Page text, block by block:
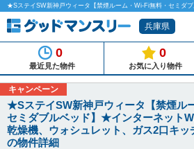
兵庫県
0
最近見た物件
0
お気に入り物件
キャンペーン
★SステイSW新神戸ウィータ【禁煙ル
セミダブルベッド】★インターネット
乾燥機、ウォシュレット、ガス2口キ
の物件詳細